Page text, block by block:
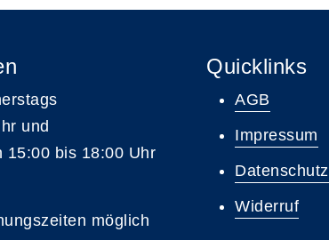
und
15:00 bis 18:00 Uhr
möglich
Quicklinks
AGB
Impressum
Datenschutz
Widerruf